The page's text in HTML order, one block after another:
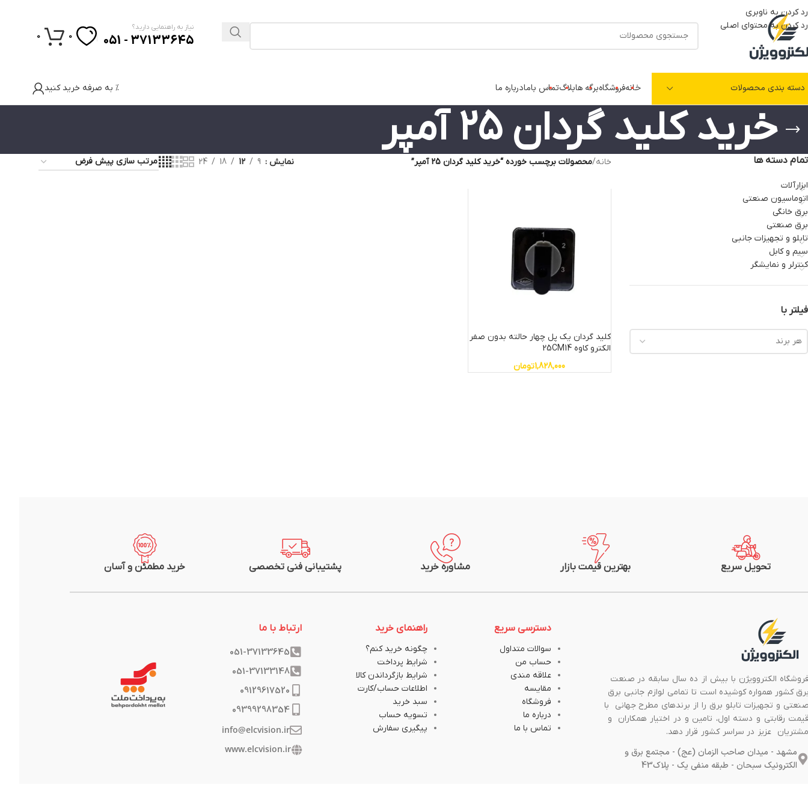
رد کردن به ناوبری
رد کردن به محتوای اصلی
نیاز به راهنمایی دارید؟
37133645 - 051
0
0
دسته بندی محصولات خانهفروشگاهبرگه هابلاگتماس بامادرباره ما % به صرفه خرید کنید
خرید کلید گردان 25 آمپر
تمام دسته ها
ابزارآلات
اتوماسیون صنعتی
برق خانگی
برق صنعتی
تابلو و تجهیزات جانبی
سیم و کابل
کنترلر و نمایشگر
فیلتر با
هر برند
خانه/محصولات برچسب خورده “خرید کلید گردان 25 آمپر” نمایش 9
12
18
24
کلید گردان یک پل چهار حالته بدون صفر
الکترو کاوه 25CM14
1,828,000تومان
تحویل سریع بهترین قیمت بازار مشاوره خرید پشتیبانی فنی تخصصی خرید مطمئن و آسان
الکتروویژن با بیش از ده سال سابقه در صنعت
کشور همواره کوشیده است تا تمامی لوازم جانبی برق
و تجهیزات تابلو برق را از برندهای مطرح جهانی با
رقابتی و دسته اول، تامین و در اختیار همکاران و
عزیز در سراسر کشور قرار دهد.
مشهد - میدان صاحب الزمان (عج) - مجتمع برق و
الکترونیک سبحان - طبقه منفی یک - پلاک43
دسترسی سریع
سوالات متداول
حساب من
علاقه مندی
مقایسه
فروشگاه
درباره ما
تماس با ما
راهنمای خرید
چگونه خرید کنم؟
شرایط پرداخت
شرایط بازگرداندن کالا
اطلاعات حساب/کارت
سبد خرید
تسویه حساب
پیگیری سفارش
ارتباط با ما
051-37133645
051-37133148
09129617520
09399298354
info@elcvision.ir
www.elcvision.ir